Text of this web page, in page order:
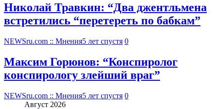
Николай Травкин: “Два джентльмена
встретились “перетереть по бабкам”
NEWSru.com :: Мнения5 лет спустя 0
Максим Горюнов: “Конспиролог
конспирологу злейший враг”
NEWSru.com :: Мнения5 лет спустя 0
Август 2026